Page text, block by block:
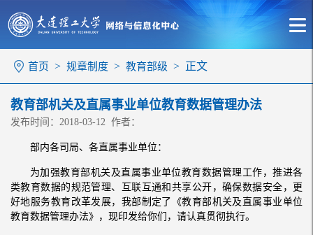
首页 > 规章制度 > 教育部级 > 正文
教育部机关及直属事业单位教育数据管理办法
发布时间：2018-03-12 作者：
部内各司局、各直属事业单位：
为加强教育部机关及直属事业单位教育数据管理工作，推进各
类教育数据的规范管理、互联互通和共享公开，确保数据安全，更
好地服务教育改革发展，我部制定了《教育部机关及直属事业单位
教育数据管理办法》，现印发给你们，请认真贯彻执行。